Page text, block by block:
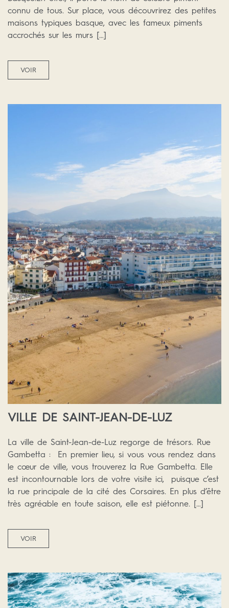
connu de tous. Sur place, vous découvrirez des petites
maisons typiques basque, avec les fameux piments
accrochés sur les murs […]
VOIR
VILLE DE SAINT-JEAN-DE-LUZ
La ville de Saint-Jean-de-Luz regorge de trésors. Rue
Gambetta : En premier lieu, si vous vous rendez dans
le cœur de ville, vous trouverez la Rue Gambetta. Elle
est incontournable lors de votre visite ici, puisque c’est
la rue principale de la cité des Corsaires. En plus d’être
très agréable en toute saison, elle est piétonne. […]
VOIR